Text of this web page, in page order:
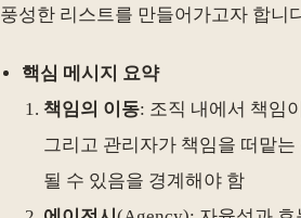
풍성한 리스트를 만들어가고자 합니
핵심 메시지 요약
책임의 이동: 조직 내에서 책임
그리고 관리자가 책임을 떠맡
될 수 있음을 경계해야 함